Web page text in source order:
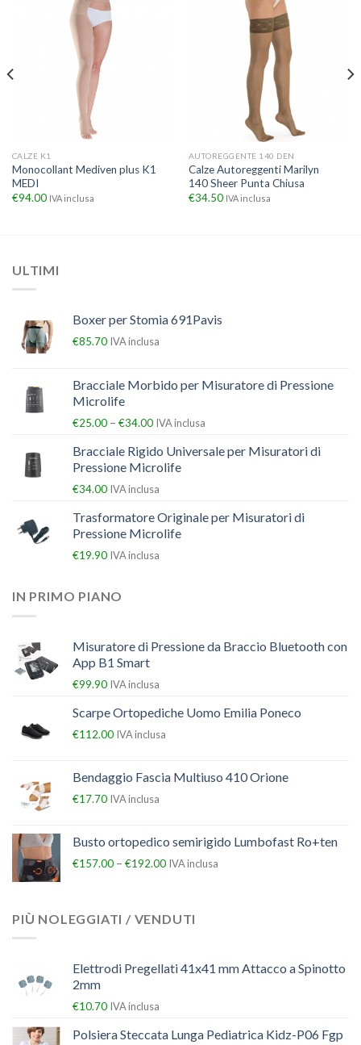
CALZE K1
Monocollant Mediven plus K1
MEDI
€94.00 IVA inclusa
AUTOREGGENTE 140 DEN
Calze Autoreggenti Marilyn
140 Sheer Punta Chiusa
€34.50 IVA inclusa
ULTIMI
Boxer per Stomia 691Pavis
€85.70 IVA inclusa
Bracciale Morbido per Misuratore di Pressione
Microlife
€25.00 – €34.00 IVA inclusa
Bracciale Rigido Universale per Misuratori di
Pressione Microlife
€34.00 IVA inclusa
Trasformatore Originale per Misuratori di
Pressione Microlife
€19.90 IVA inclusa
IN PRIMO PIANO
Misuratore di Pressione da Braccio Bluetooth con
App B1 Smart
€99.90 IVA inclusa
Scarpe Ortopediche Uomo Emilia Poneco
€112.00 IVA inclusa
Bendaggio Fascia Multiuso 410 Orione
€17.70 IVA inclusa
Busto ortopedico semirigido Lumbofast Ro+ten
€157.00 – €192.00 IVA inclusa
PIÙ NOLEGGIATI / VENDUTI
Elettrodi Pregellati 41x41 mm Attacco a Spinotto
2mm
€10.70 IVA inclusa
Polsiera Steccata Lunga Pediatrica Kidz-P06 Fgp